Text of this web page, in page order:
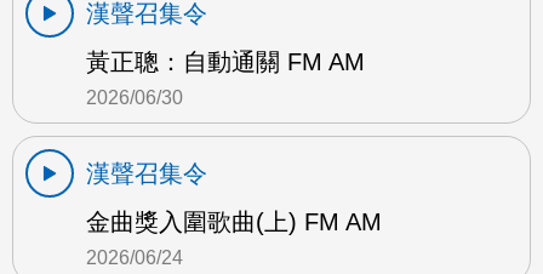
漢聲召集令
黃正聰：自動通關 FM AM
2026/06/30
漢聲召集令
金曲獎入圍歌曲(上) FM AM
2026/06/24